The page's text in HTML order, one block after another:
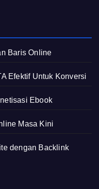
Baris Online
Efektif Untuk Konversi
Ebook
Masa Kini
dengan Backlink